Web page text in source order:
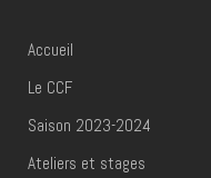
Accueil
Le CCF
Saison 2023-2024
Ateliers et stages